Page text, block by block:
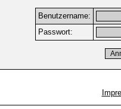
Benutzername:
Passwort: